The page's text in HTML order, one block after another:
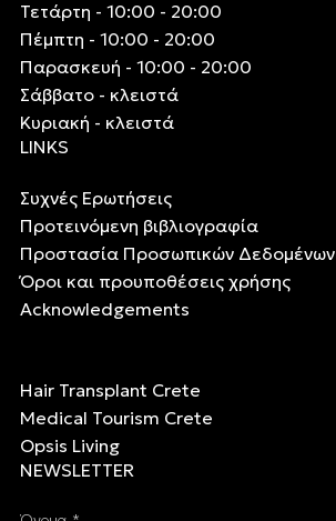
Τετάρτη - 10:00 - 20:00
Πέμπτη - 10:00 - 20:00
Παρασκευή - 10:00 - 20:00
Σάββατο - κλειστά
Κυριακή - κλειστά
LINKS
Συχνές Ερωτήσεις
Προτεινόμενη βιβλιογραφία
Προστασία Προσωπικών Δεδομένων
Όροι και προυποθέσεις χρήσης
Acknowledgements
Hair Transplant Crete
Medical Tourism Crete
Opsis Living
NEWSLETTER
Όνομα *